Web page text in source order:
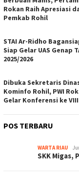
Rokan Raih Apresiasi
Pemkab Rohil
STAI Ar-Ridho
Siap Gelar UAS Genap
2025/2026
Dibuka Sekretaris
Kominfo Rohil, PWI
Gelar Konferensi ke VIII
POS TERBARU
WARTA RIAU
SKK Migas,